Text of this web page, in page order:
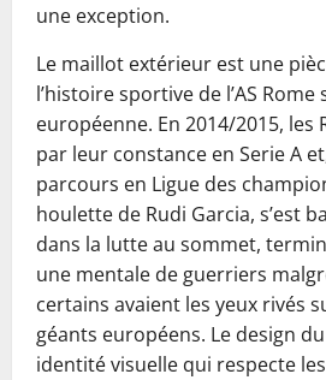
une exception.
Le maillot extérieur est une
l’histoire sportive de l’AS Rome
européenne. En 2014/2015,
par leur constance en Serie A
parcours en Ligue des
houlette de Rudi Garcia, s’est
dans la lutte au sommet,
une mentale de guerriers
certains avaient les yeux rivés
géants européens. Le design
identité visuelle qui respecte